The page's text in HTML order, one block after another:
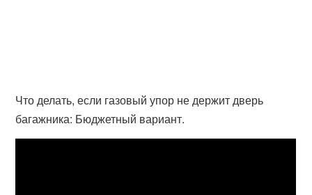
Что делать, если газовый упор не держит дверь
багажника: Бюджетный вариант.